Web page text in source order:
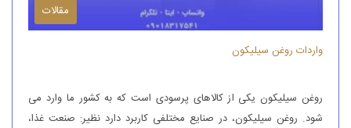
مقالات
واردات روغن سیلیکون
روغن سیلیکون یکی از کالاهای پرسودی است که به کشور ما وارد می
شود. روغن سیلیکون، در صنایع مختلفی کاربرد دارد نظیر: صنعت غذا،